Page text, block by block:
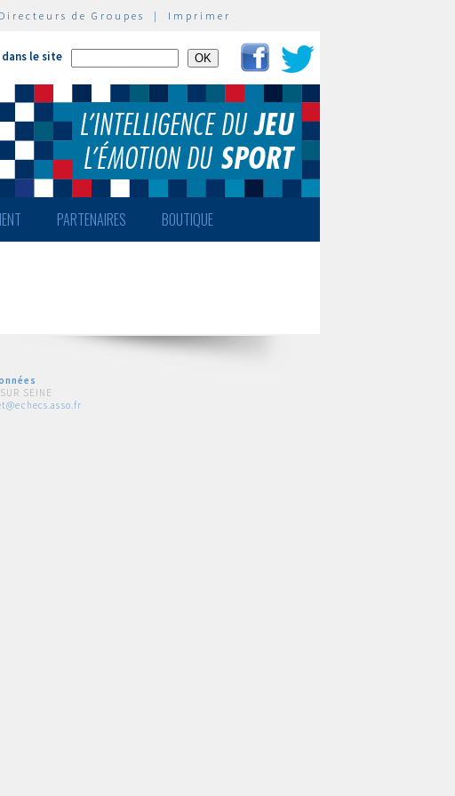
Directeurs de Groupes | Imprimer
dans le site
PARTENAIRES BOUTIQUE
SEINE